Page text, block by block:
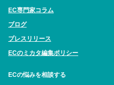
EC専門家コラム
ブログ
プレスリリース
ECのミカタ編集ポリシー
ECの悩みを相談する